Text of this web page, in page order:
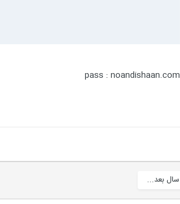
pass : noandishaan.com